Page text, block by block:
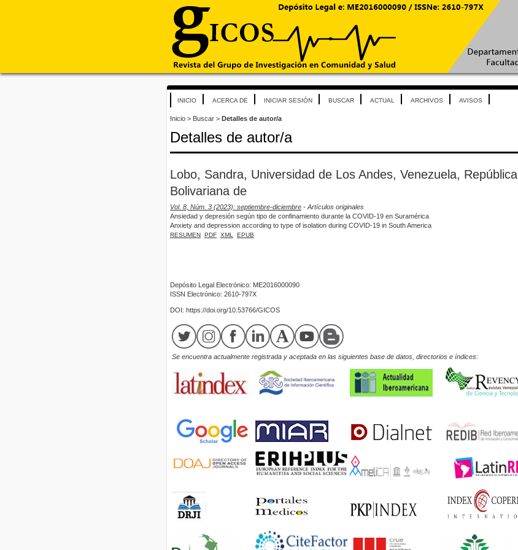
INICIO ACERCA DE INICIAR SESIÓN BUSCAR ACTUAL ARCHIVOS AVISOS
Inicio > Buscar > Detalles de autor/a
Detalles de autor/a
Lobo, Sandra, Universidad de Los Andes, Venezuela, República
Bolivariana de
Vol. 8, Núm. 3 (2023): septiembre-diciembre - Artículos originales
Ansiedad y depresión según tipo de confinamiento durante la COVID-19 en Suramérica
Anxiety and depression according to type of isolation during COVID-19 in South America
RESUMEN PDF XML EPUB
Depósito Legal Electrónico: ME2016000090
ISSN Electrónico: 2610-797X
DOI: https://doi.org/10.53766/GICOS
Se encuentra actualmente registrada y aceptada en las siguientes base de datos, directorios e índices: